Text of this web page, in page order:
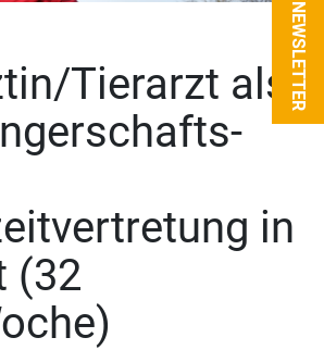
NEWSLETTER
Tierarzt als
in
(32